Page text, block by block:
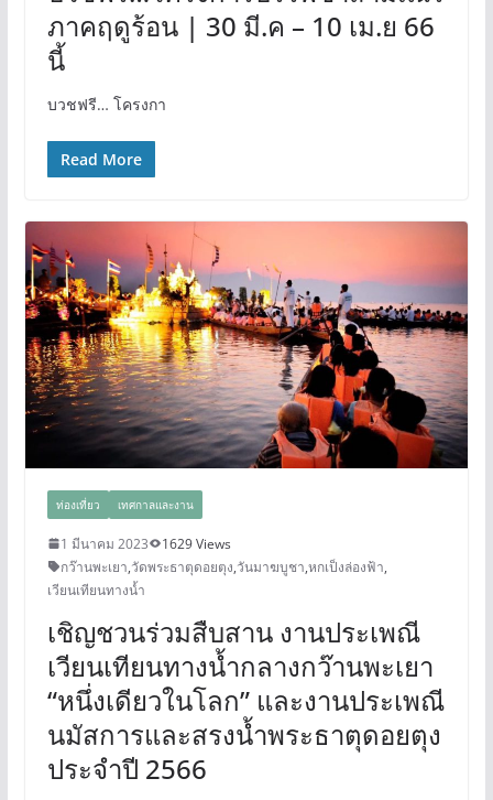
ภาคฤดูร้อน | 30 มี.ค – 10 เม.ย 66
นี้
บวชฟรี… โครงกา
Read More
ท่องเที่ยว เทศกาลและงาน
1 มีนาคม 2023
1629 Views
กว๊านพะเยา,วัดพระธาตุดอยตุง,วันมาฆบูชา,หกเป็งล่องฟ้า,
เวียนเทียนทางน้ำ
เชิญชวนร่วมสืบสาน งานประเพณี
เวียนเทียนทางน้ำกลางกว๊านพะเยา
“หนึ่งเดียวในโลก” และงานประเพณี
นมัสการและสรงน้ำพระธาตุดอยตุง
ประจำปี 2566